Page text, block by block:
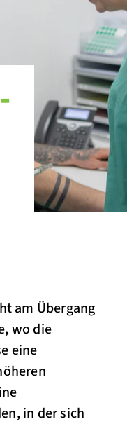
am Übergang
wo die
eine
in der sich